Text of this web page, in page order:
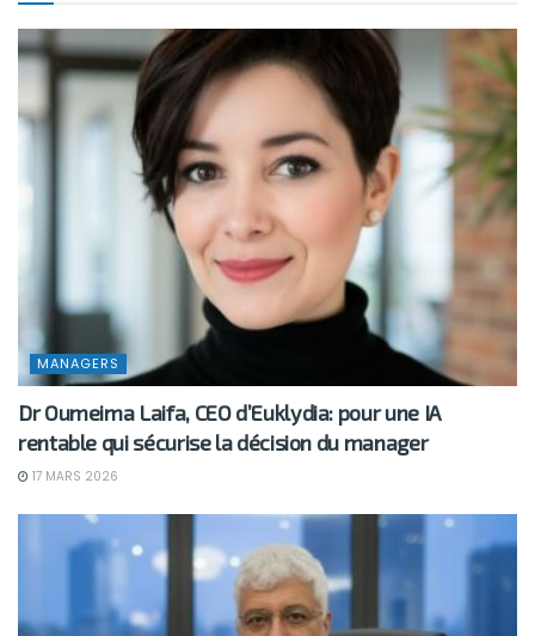
MANAGERS
Dr Oumeima Laifa, CEO d’Euklydia: pour une IA
rentable qui sécurise la décision du manager
17 MARS 2026